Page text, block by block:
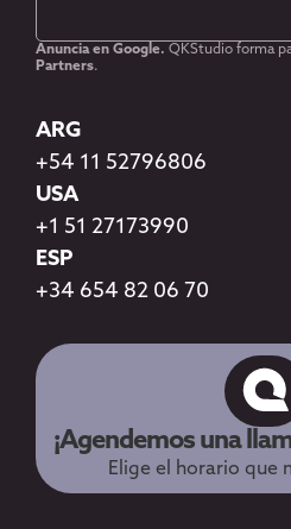
Anuncia en Google. QKStudio forma
Partners.
ARG
+54 11 52796806
USA
+1 51 27173990
ESP
+34 654 82 06 70
¡Agendemos una
Elige el horario que